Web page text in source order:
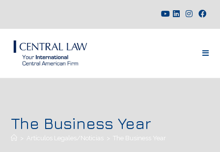
The Business Year
> Artículos Legales/Noticias > The Business Year